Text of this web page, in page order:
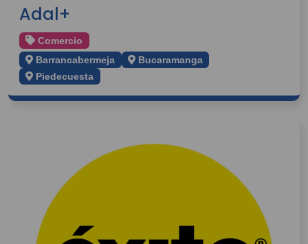
Adal+
Comercio
Barrancabermeja
Bucaramanga
Piedecuesta